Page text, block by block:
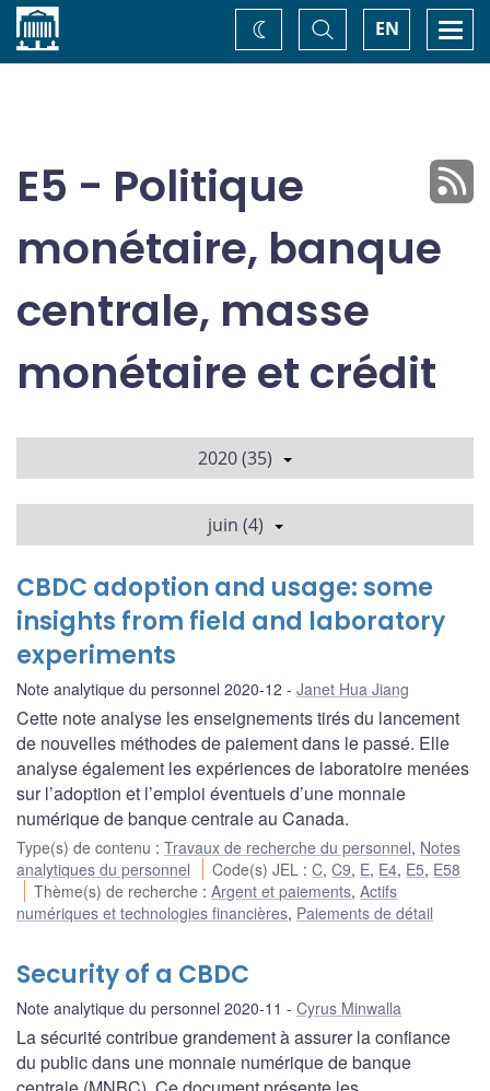
Accueil EN
Basculer
la
recherche
Changez
de
E5 - Politique
monétaire, banque
centrale, masse
monétaire et crédit
2020 (35)
juin (4)
CBDC adoption and usage: some
insights from field and laboratory
experiments
Note analytique du personnel 2020-12 Janet Hua Jiang
Cette note analyse les enseignements tirés du lancement
de nouvelles méthodes de paiement dans le passé. Elle
analyse également les expériences de laboratoire menées
sur l’adoption et l’emploi éventuels d’une monnaie
numérique de banque centrale au Canada.
Type(s) de contenu : Travaux de recherche du personnel, Notes
analytiques du personnel
Code(s) JEL :C,C9, E, E4, E5, E58
Thème(s) de recherche :Argent et paiements,Actifs
numériques et technologies financières, Paiements de détail
Security of a CBDC
Note analytique du personnel 2020-11 Cyrus Minwalla
La sécurité contribue grandement à assurer la confiance
du public dans une monnaie numérique de banque